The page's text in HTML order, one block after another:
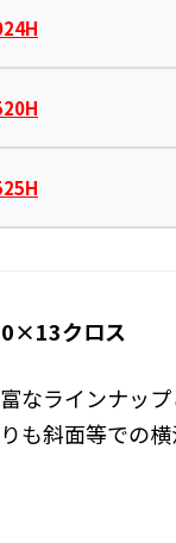
クロス
なラインナッ
も斜面等での